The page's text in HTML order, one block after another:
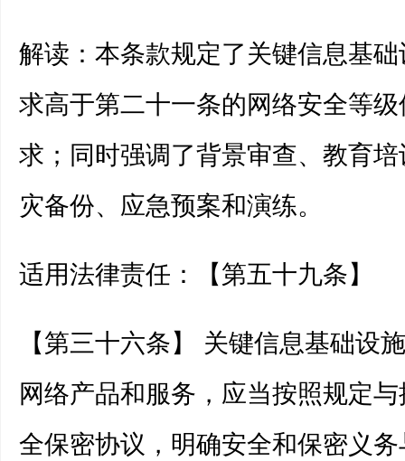
解读：本条款规定了关键信息基
求高于第二十一条的网络安全等
求；同时强调了背景审查、教育
灾备份、应急预案和演练。
适用法律责任：【第五十九条】
【第三十六条】 关键信息基础设
网络产品和服务，应当按照规定
全保密协议，明确安全和保密义